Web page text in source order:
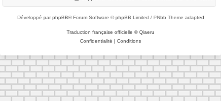
h
Développé parphpBB® Forum Software © phpBB Limited / PNbb Theme adapted
Traduction française officielle ©Qiaeru
Confidentialité | Conditions